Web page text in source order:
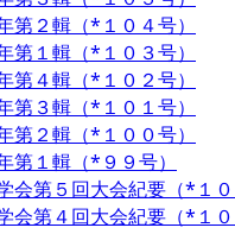
第２輯（*１０４号）
第１輯（*１０３号）
第４輯（*１０２号）
第３輯（*１０１号）
第２輯（*１００号）
第１輯（*９９号）
会第５回大会紀要（*１０
会第４回大会紀要（*１０